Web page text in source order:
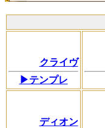
クライヴ
▶テンプレ
ディオン